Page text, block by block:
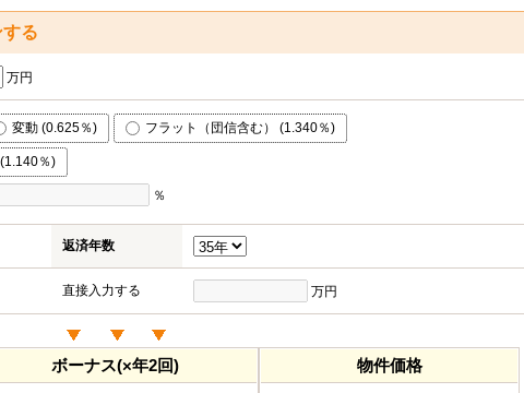
る
万円
変動 (0.625％) フラット（団信含む） (1.340％)
％)
％
返済年数
直接入力する 万円
ボーナス(×年2回) 物件価格